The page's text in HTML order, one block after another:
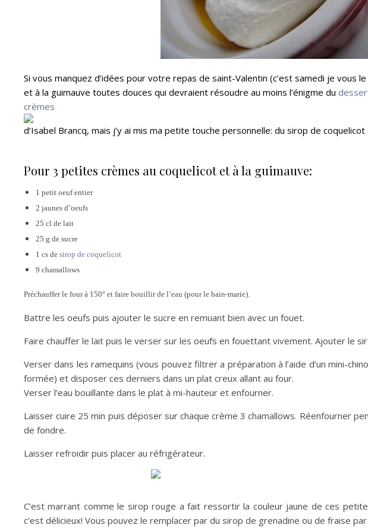
Si vous manquez d’idées pour votre repas de saint-Valentin (c’est samedi je vous
et à la guimauve toutes douces qui devraient résoudre au moins l’énigme du
crèmes
d’Isabel Brancq, mais j’y ai mis ma petite touche personnelle: du sirop de
Pour 3 petites crèmes au coquelicot et à la guimauve:
1 petit oeuf entier
2 jaunes d’oeufs
25 cl de lait
25 g de sucre
1 cs de sirop de coquelicot
9 chamallows
Préchauffer le four à 150° et faire bouillir de l’eau (pour le bain-marie).
Battre les oeufs puis ajouter le sucre en remuant bien avec un fouet.
Faire chauffer le lait puis le verser sur les oeufs en fouettant vivement. Ajouter le
Verser dans les ramequins (vous pouvez filtrer a préparation à l’aide d’un mini-
formée) et disposer ces derniers dans un plat creux allant au four.
Verser l’eau bouillante dans le plat à mi-hauteur et enfourner.
Laisser cuire 25 min puis déposer sur chaque crème 3 chamallows. Réenfourner
de fondre.
Laisser refroidir puis placer au réfrigérateur.
C’est marrant comme le sirop rouge a fait ressortir la couleur jaune de ces
c’est délicieux! Vous pouvez le remplacer par du sirop de grenadine ou de fraise